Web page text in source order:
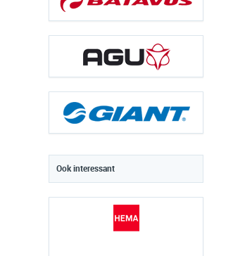
Ook interessant